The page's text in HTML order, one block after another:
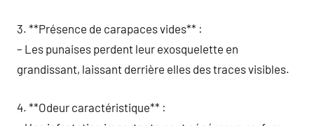
3. **Présence de carapaces vides** :
– Les punaises perdent leur exosquelette en
grandissant, laissant derrière elles des traces visibles.
4. **Odeur caractéristique** :